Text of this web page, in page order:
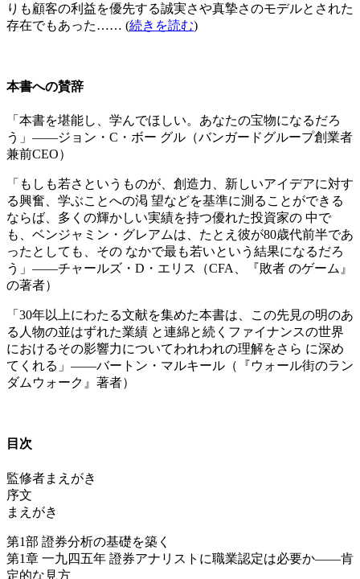
りも顧客の利益を優先する誠実さや真摯さのモデルとされた
存在でもあった…… (続きを読む)
本書への賛辞
「本書を堪能し、学んでほしい。あなたの宝物になるだろ
う」――ジョン・C・ボー グル（バンガードグループ創業者
兼前CEO）
「もしも若さというものが、創造力、新しいアイデアに対す
る興奮、学ぶことへの渇 望などを基準に測ることができる
ならば、多くの輝かしい実績を持つ優れた投資家の 中で
も、ベンジャミン・グレアムは、たとえ彼が80歳代前半であ
ったとしても、その なかで最も若いという結果になるだろ
う」――チャールズ・D・エリス（CFA、『敗者 のゲーム』
の著者）
「30年以上にわたる文献を集めた本書は、この先見の明のあ
る人物の並はずれた業績 と連綿と続くファイナンスの世界
におけるその影響力についてわれわれの理解をさら に深め
てくれる」――バートン・マルキール（『ウォール街のラン
ダムウォーク』著者）
目次
監修者まえがき
序文
まえがき
第1部 證券分析の基礎を築く
第1章 一九四五年 證券アナリストに職業認定は必要か――肯
定的な見方